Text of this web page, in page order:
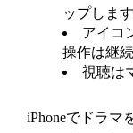
ップします
アイコ
操作は継
視聴は
iPhoneでドラマ